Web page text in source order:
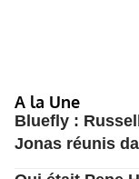
A la Une
Bluefly :
Jonas réunis